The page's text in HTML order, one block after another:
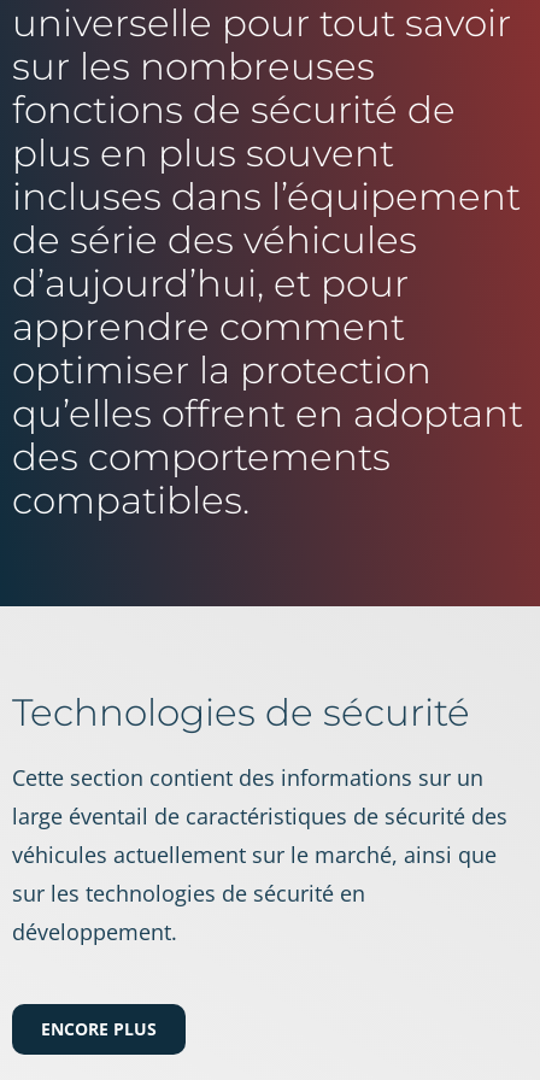
universelle pour tout savoir
sur les nombreuses
fonctions de sécurité de
plus en plus souvent
incluses dans l’équipement
de série des véhicules
d’aujourd’hui, et pour
apprendre comment
optimiser la protection
qu’elles offrent en adoptant
des comportements
compatibles.
Technologies de sécurité
Cette section contient des informations sur un
large éventail de caractéristiques de sécurité des
véhicules actuellement sur le marché, ainsi que
sur les technologies de sécurité en
développement.
ENCORE PLUS